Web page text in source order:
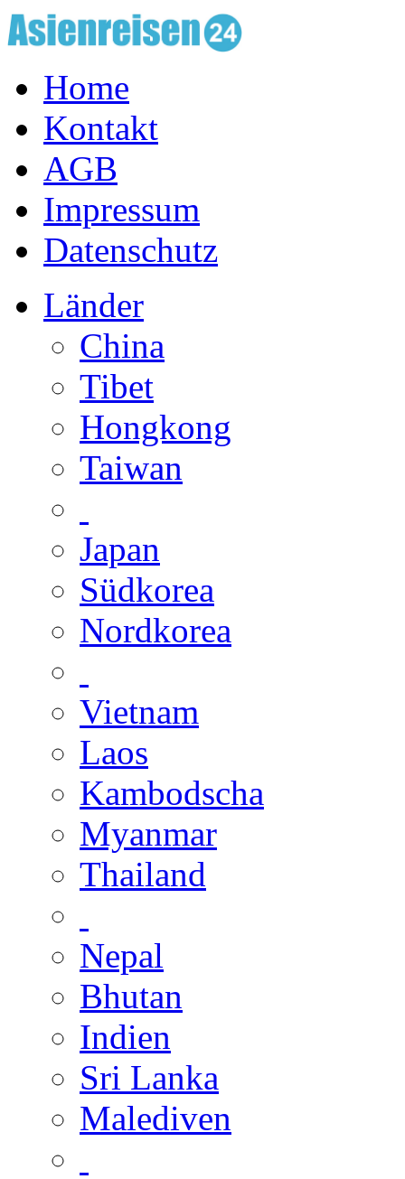
Home
Kontakt
AGB
Impressum
Datenschutz
Länder
China
Tibet
Hongkong
Taiwan
Japan
Südkorea
Nordkorea
Vietnam
Laos
Kambodscha
Myanmar
Thailand
Nepal
Bhutan
Indien
Sri Lanka
Malediven